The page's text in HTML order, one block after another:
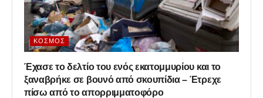
ΚΌΣΜΟΣ
Έχασε το δελτίο του ενός εκατομμυρίου και το
ξαναβρήκε σε βουνό από σκουπίδια – Έτρεχε
πίσω από το απορριμματοφόρο